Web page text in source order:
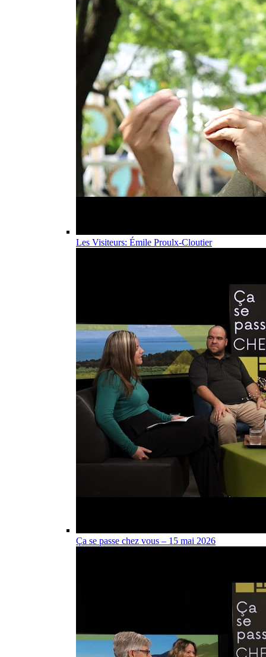
Les Visiteurs: Émile Proulx-Cloutier
Ça se passe chez vous – 15 mai 2026